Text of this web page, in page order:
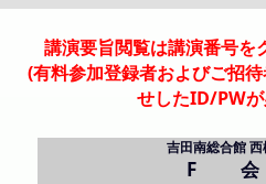
講演要旨閲覧は講演番号を
(有料参加登録者およびご招
せしたID/PW
F
吉田南総合館